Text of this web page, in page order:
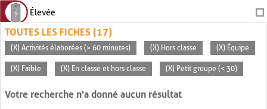
Élevée
TOUTES LES FICHES (17)
(X) Activités élaborées (> 60 minutes) (X) Hors classe (X) Équipe
(X) Faible (X) En classe et hors classe (X) Petit groupe (< 30)
Votre recherche n'a donné aucun résultat